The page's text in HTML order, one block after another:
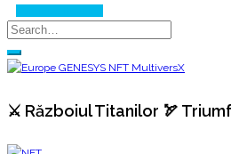
⚔️ Războiul Titanilor 🏹